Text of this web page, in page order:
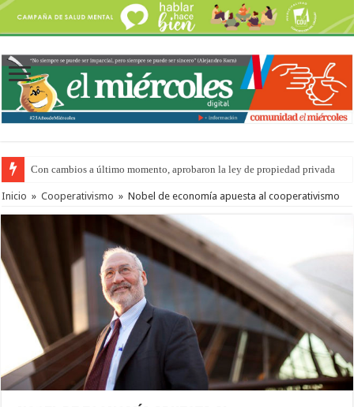
Con cambios a último momento, aprobaron la ley de propiedad privada
Inicio » Cooperativismo » Nobel de economía apuesta al cooperativismo